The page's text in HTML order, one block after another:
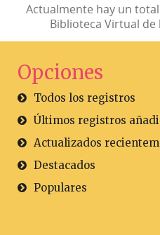
Actualmente hay un
Biblioteca Virtual de
Opciones
Todos los registros
Últimos registros
Actualizados
Destacados
Populares